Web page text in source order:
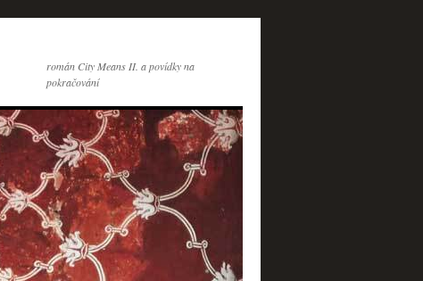
román City Means II. a povídky na
pokračování